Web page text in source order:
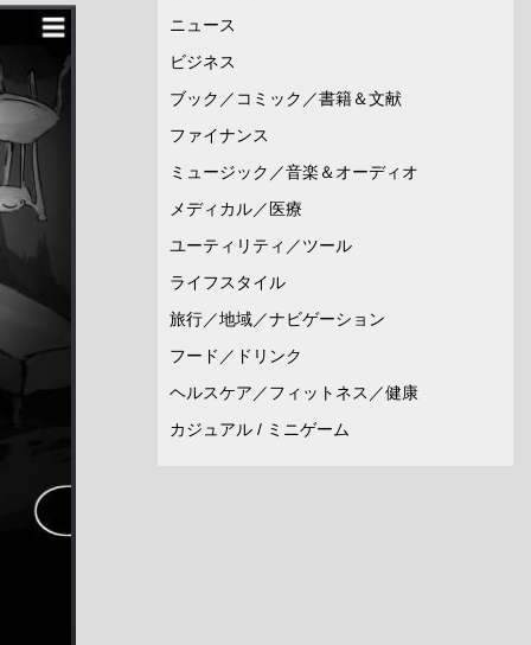
ニュース
ビジネス
ブック／コミック／書籍＆文献
ファイナンス
ミュージック／音楽＆オーディオ
メディカル／医療
ユーティリティ／ツール
ライフスタイル
旅行／地域／ナビゲーション
フード／ドリンク
ヘルスケア／フィットネス／健康
カジュアル / ミニゲーム